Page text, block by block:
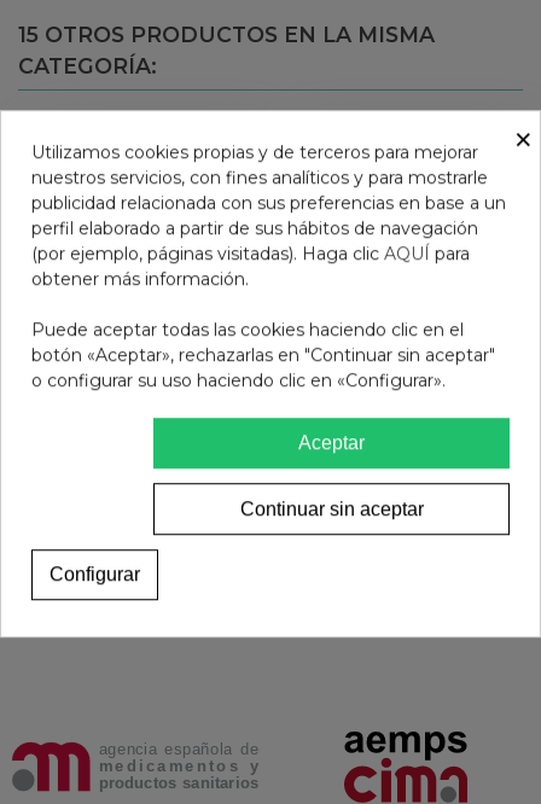
15 OTROS PRODUCTOS EN LA MISMA
CATEGORÍA:
ALIVIOLAS FISIOLAX 90
20,50 €
LACTOFLORA SUERO
ORAL 6 SOBRES
DUOCAM SABOR
FRUTAS DEL BOSQ
12,95 €
Añadir al carrito
×
Utilizamos cookies propias y de terceros para mejorar
nuestros servicios, con fines analíticos y para mostrarle
publicidad relacionada con sus preferencias en base a un
perfil elaborado a partir de sus hábitos de navegación
(por ejemplo, páginas visitadas). Haga clic AQUÍ para
obtener más información.
Puede aceptar todas las cookies haciendo clic en el
botón «Aceptar», rechazarlas en "Continuar sin aceptar"
o configurar su uso haciendo clic en «Configurar».
Aceptar
Continuar sin aceptar
Configurar